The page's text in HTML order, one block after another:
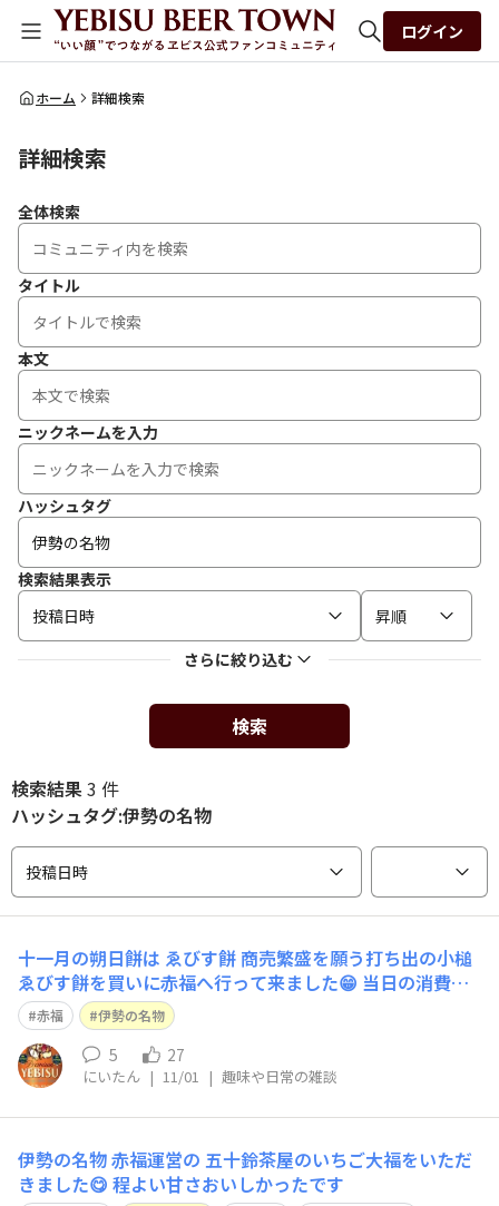
全体検索
ログイン
ホーム 詳細検索
詳細検索
全体検索
タイトル
本文
ニックネームを入力
ハッシュタグ
検索結果表示
投稿日時
昇順
さらに絞り込む
検索
検索結果3 件
ハッシュタグ:伊勢の名物
投稿日時
十一月の朔日餅は ゑびす餅 商売繁盛を願う打ち出の小槌
ゑびす餅を買いに赤福へ行って来ました😁 当日の消費期
限なのでのちほどいただきます🍴🙏
赤福 伊勢の名物
5 27
にいたん | 11/01 | 趣味や日常の雑談
伊勢の名物 赤福運営の 五十鈴茶屋のいちご大福をいただ
きました😋 程よい甘さおいしかったです